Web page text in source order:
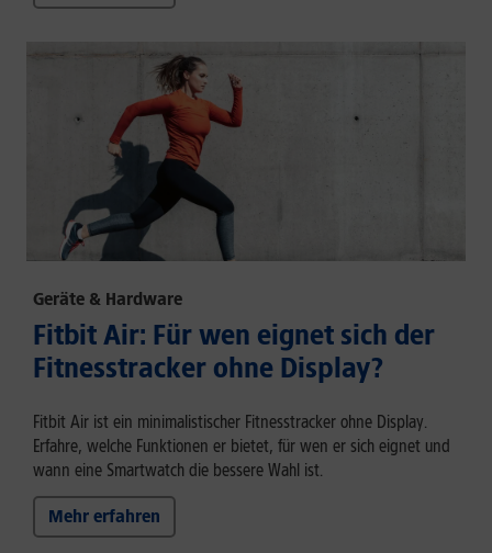
Geräte & Hardware
Fitbit Air: Für wen eignet sich der
Fitnesstracker ohne Display?
Fitbit Air ist ein minimalistischer Fitnesstracker ohne Display.
Erfahre, welche Funktionen er bietet, für wen er sich eignet und
wann eine Smartwatch die bessere Wahl ist.
Mehr erfahren